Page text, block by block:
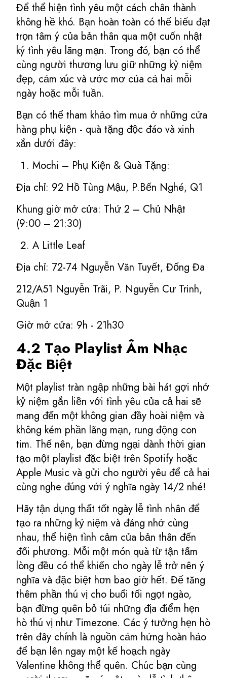
Để thể hiện tình yêu một cách chân thành
không hề khó. Bạn hoàn toàn có thể biểu đạt
trọn tâm ý của bản thân qua một cuốn nhật
ký tình yêu lãng mạn. Trong đó, bạn có thể
cùng người thương lưu giữ những kỷ niệm
đẹp, cảm xúc và ước mơ của cả hai mỗi
ngày hoặc mỗi tuần.
Bạn có thể tham khảo tìm mua ở những cửa
hàng phụ kiện - quà tặng độc đáo và xinh
xắn dưới đây:
Mochi – Phụ Kiện & Quà Tặng:
Địa chỉ: 92 Hồ Tùng Mậu, P.Bến Nghé, Q1
Khung giờ mở cửa: Thứ 2 – Chủ Nhật
(9:00 – 21:30)
A Little Leaf
Địa chỉ: 72-74 Nguyễn Văn Tuyết, Đống Đa
212/A51 Nguyễn Trãi, P. Nguyễn Cư Trinh,
Quận 1
Giờ mở cửa: 9h - 21h30
4.2 Tạo Playlist Âm Nhạc
Đặc Biệt
Một playlist tràn ngập những bài hát gợi nhớ
kỷ niệm gắn liền với tình yêu của cả hai sẽ
mang đến một không gian đầy hoài niệm và
không kém phần lãng mạn, rung động con
tim. Thế nên, bạn đừng ngại dành thời gian
tạo một playlist đặc biệt trên Spotify hoặc
Apple Music và gửi cho người yêu để cả hai
cùng nghe đúng với ý nghĩa ngày 14/2 nhé!
Hãy tận dụng thất tốt ngày lễ tình nhân để
tạo ra những kỷ niệm và đáng nhớ cùng
nhau, thể hiện tình cảm của bản thân đến
đối phương. Mỗi một món quà từ tận tấm
lòng đều có thể khiến cho ngày lễ trở nên ý
nghĩa và đặc biệt hơn bao giờ hết. Để tăng
thêm phần thú vị cho buổi tối ngọt ngào,
bạn đừng quên bỏ túi những địa điểm hẹn
hò thú vị như Timezone. Các ý tưởng hẹn hò
trên đây chính là nguồn cảm hứng hoàn hảo
để bạn lên ngay một kế hoạch ngày
Valentine không thể quên. Chúc bạn cùng